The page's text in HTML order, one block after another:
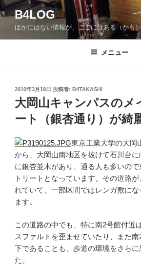
コ
ン
ン
B4LOG
ほかにはない情報が、ここにはある（かも
メニュー
投
日:
2010年3月19日 投稿者: B4TAKASHI
大岡山キャンパスのメ
ート（銀杏通り）が綺
東京工業大学の大岡
から、大岡山南地区を抜けて石川台
に銀杏並木があり、通る人も多いの
トリートとなっています。その道路
れていて、一部区間ではレンガ敷に
ます。
この道路の中でも、特に南2号館付近
スファルトを歪ませていたり、また
下であることも、歩道の環境をさら
た。